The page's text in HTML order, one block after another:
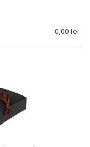
0,00lei